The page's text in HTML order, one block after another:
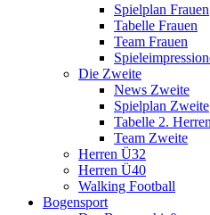
Spielplan Frauen
Tabelle Frauen
Team Frauen
Die Zweite
News Zweite
Spielplan Zweite
Tabelle 2. Herren
Team Zweite
Herren Ü32
Herren Ü40
Walking Football
Bogensport